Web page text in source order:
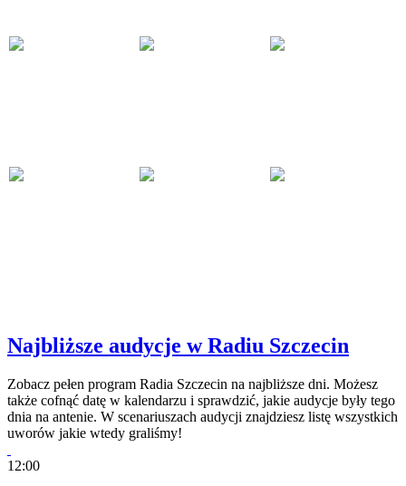
Najbliższe audycje w Radiu Szczecin
Zobacz pełen program Radia Szczecin na najbliższe dni. Możesz
także cofnąć datę w kalendarzu i sprawdzić, jakie audycje były tego
dnia na antenie. W scenariuszach audycji znajdziesz listę wszystkich
uworów jakie wtedy graliśmy!
12:00